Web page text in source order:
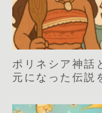
ポリネシア神話
元になった伝説